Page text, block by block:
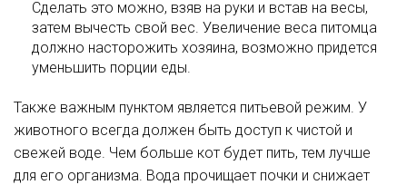
Сделать это можно, взяв на руки и встав на весы,
затем вычесть свой вес. Увеличение веса питомца
должно насторожить хозяина, возможно придется
уменьшить порции еды.
Также важным пунктом является питьевой режим. У
животного всегда должен быть доступ к чистой и
свежей воде. Чем больше кот будет пить, тем лучше
для его организма. Вода прочищает почки и снижает